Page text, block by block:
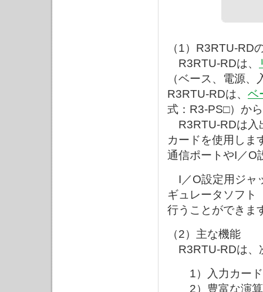
（1）R3RTU-RD
R3RTU-RDは、
（ベース、電源
R3RTU-RDは、 ベ
式：R3-PS□）か
R3RTU-RDは入
カードを使用しま
通信ポートやI／O
I／O設定用ジャ
ギュレータソフト
行うことができ
（2）主な機能
R3RTU-RDは、
1）入力カード
2）豊富な演算